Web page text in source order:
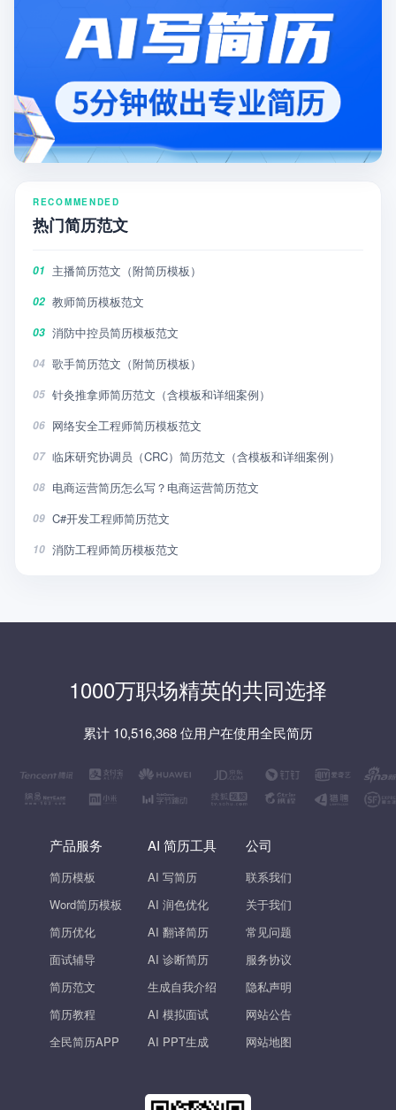
RECOMMENDED
热门简历范文
01 主播简历范文（附简历模板）
02 教师简历模板范文
03 消防中控员简历模板范文
04 歌手简历范文（附简历模板）
05 针灸推拿师简历范文（含模板和详细案例）
06 网络安全工程师简历模板范文
07 临床研究协调员（CRC）简历范文（含模板和详细案例）
08 电商运营简历怎么写？电商运营简历范文
09 C#开发工程师简历范文
10 消防工程师简历模板范文
1000万职场精英的共同选择
累计 10,516,368 位用户在使用全民简历
产品服务
简历模板
Word简历模板
简历优化
面试辅导
简历范文
简历教程
全民简历APP
AI 简历工具
AI 写简历
AI 润色优化
AI 翻译简历
AI 诊断简历
生成自我介绍
AI 模拟面试
AI PPT生成
公司
联系我们
关于我们
常见问题
服务协议
隐私声明
网站公告
网站地图